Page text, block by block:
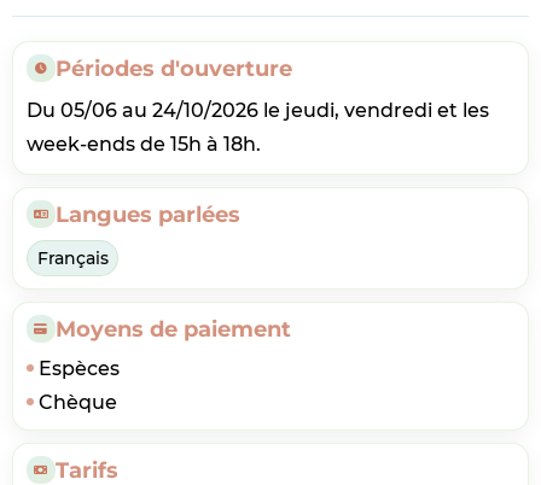
Périodes d'ouverture
Du 05/06 au 24/10/2026 le jeudi, vendredi et les
week-ends de 15h à 18h.
Langues parlées
Français
Moyens de paiement
Espèces
Chèque
Tarifs